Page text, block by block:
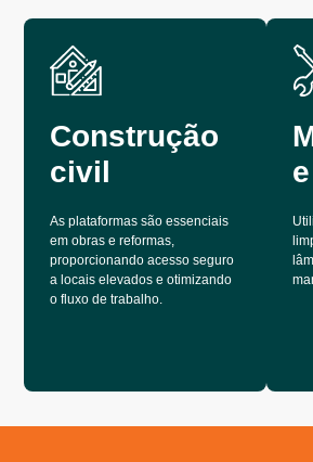
Construção
civil
As plataformas são essenciais
em obras e reformas,
proporcionando acesso seguro
a locais elevados e otimizando
o fluxo de trabalho.